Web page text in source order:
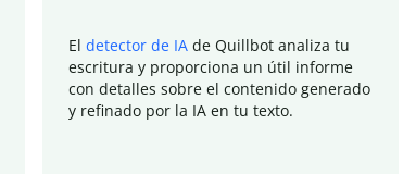
El detector de IA de Quillbot analiza tu
escritura y proporciona un útil informe
con detalles sobre el contenido generado
y refinado por la IA en tu texto.